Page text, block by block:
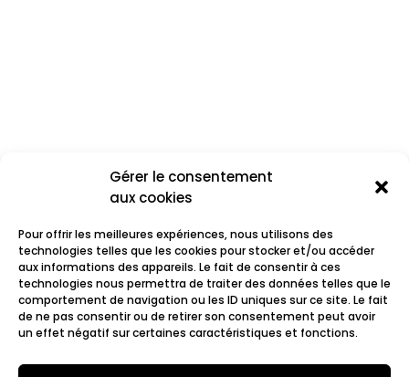
Gérer le consentement
aux cookies
Pour offrir les meilleures expériences, nous utilisons des
technologies telles que les cookies pour stocker et/ou accéder
aux informations des appareils. Le fait de consentir à ces
technologies nous permettra de traiter des données telles que le
comportement de navigation ou les ID uniques sur ce site. Le fait
de ne pas consentir ou de retirer son consentement peut avoir
un effet négatif sur certaines caractéristiques et fonctions.
Eleonora